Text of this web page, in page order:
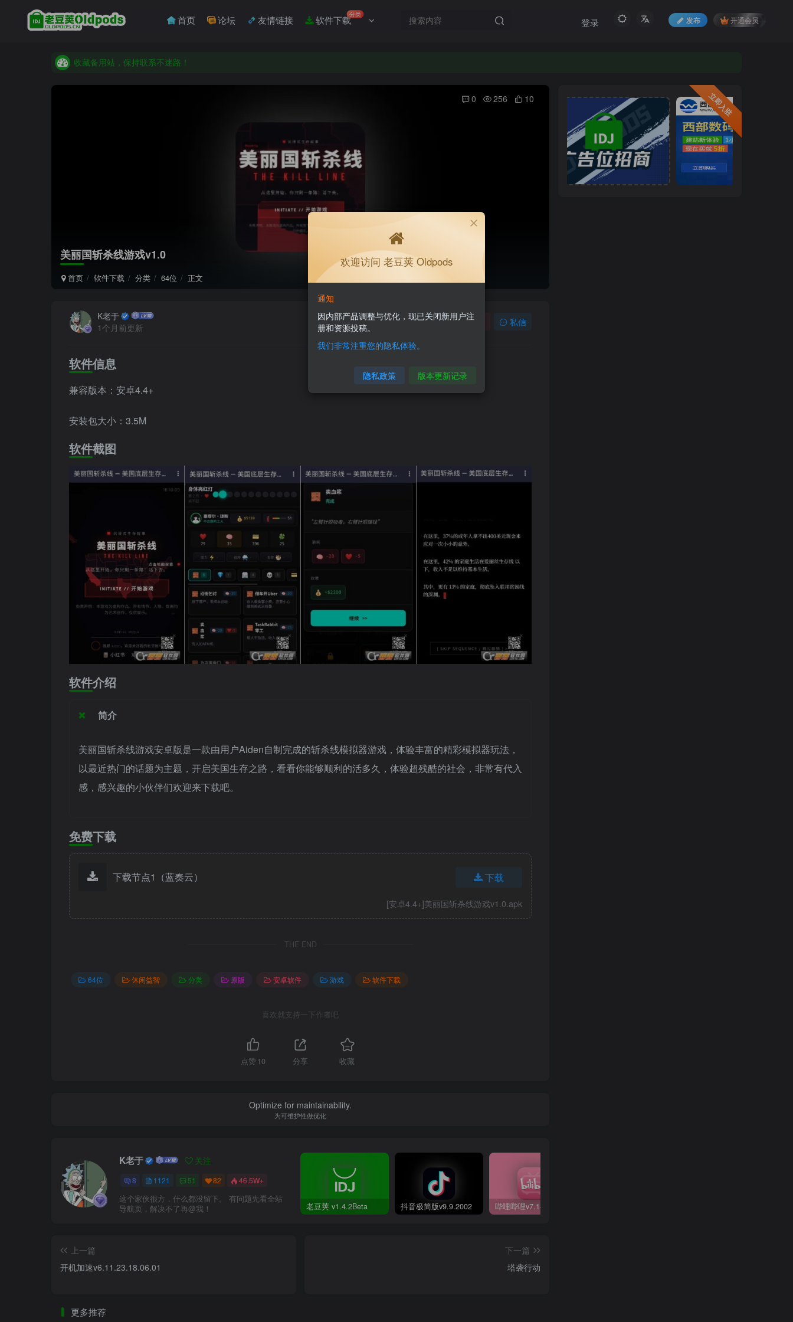
首页 论坛 友情链接 软件下载分类
发布 开通会员
登录
收藏备用站，保持联系不迷路！
收藏备用站，保持联系不迷路！
老豆荚 Oldpods版本：v10.3.0 泡芙
美丽国斩杀线游戏v1.0
首页 软件下载 分类 64位 正文
0 256 10
K老于
1个月前更新
关注 私信
软件信息
兼容版本：安卓4.4+
安装包大小：3.5M
软件截图
软件介绍
简介
美丽国斩杀线游戏安卓版是一款由用户Aiden自制完成的斩杀线模拟器游戏，体验丰富的精彩模拟器玩法，
以最近热门的话题为主题，开启美国生存之路，看看你能够顺利的活多久，体验超残酷的社会，非常有代入
感，感兴趣的小伙伴们欢迎来下载吧。
免费下载
下载节点1（蓝奏云） 下载
[安卓4.4+]美丽国斩杀线游戏v1.0.apk
THE END
64位 休闲益智 分类 原版 安卓软件 游戏 软件下载
喜欢就支持一下作者吧
点赞 10 分享 收藏
Optimize for maintainability.
为可维护性做优化
K老于 关注
8 1121 51 82 46.5W+
这个家伙很方，什么都没留下。 有问题先看全站
导航页，解决不了再@我！
老豆荚 v1.4.2Beta 抖音极简版v9.9.2002
上一篇
开机加速v6.11.23.18.06.01
下一篇
塔袭行动
更多推荐
立即入驻
欢迎访问 老豆荚 Oldpods
通知
因内部产品调整与优化，现已关闭新用户注
册和资源投稿。
我们非常注重您的隐私体验。
隐私政策 版本更新记录